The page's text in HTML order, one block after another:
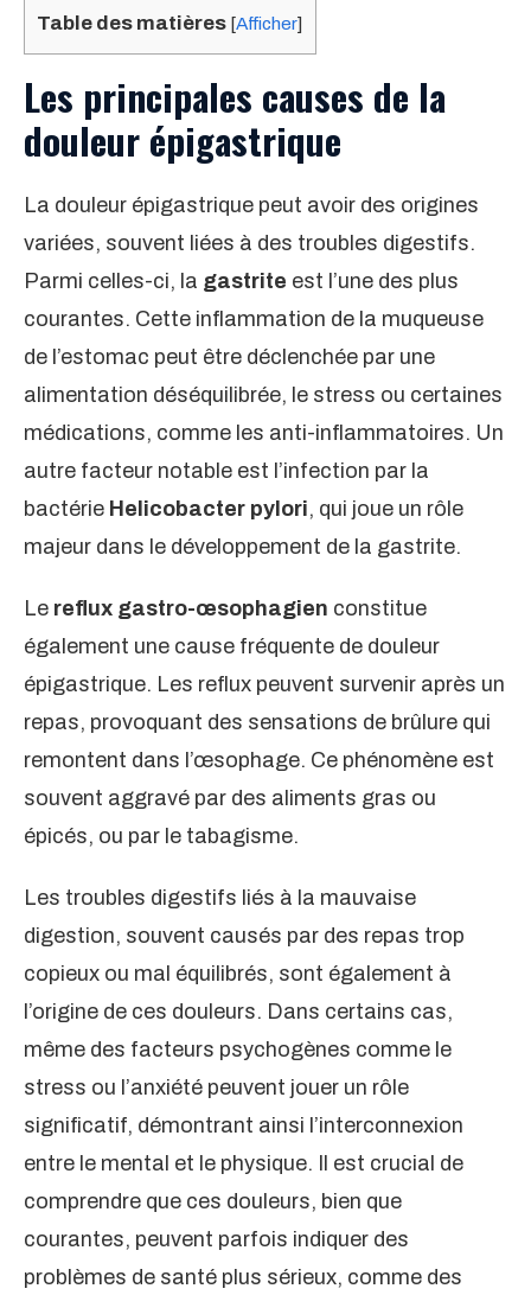
Table des matières [Afficher]
Les principales causes de la
douleur épigastrique
La douleur épigastrique peut avoir des origines
variées, souvent liées à des troubles digestifs.
Parmi celles-ci, la gastrite est l’une des plus
courantes. Cette inflammation de la muqueuse
de l’estomac peut être déclenchée par une
alimentation déséquilibrée, le stress ou certaines
médications, comme les anti-inflammatoires. Un
autre facteur notable est l’infection par la
bactérie Helicobacter pylori, qui joue un rôle
majeur dans le développement de la gastrite.
Le reflux gastro-œsophagien constitue
également une cause fréquente de douleur
épigastrique. Les reflux peuvent survenir après un
repas, provoquant des sensations de brûlure qui
remontent dans l’œsophage. Ce phénomène est
souvent aggravé par des aliments gras ou
épicés, ou par le tabagisme.
Les troubles digestifs liés à la mauvaise
digestion, souvent causés par des repas trop
copieux ou mal équilibrés, sont également à
l’origine de ces douleurs. Dans certains cas,
même des facteurs psychogènes comme le
stress ou l’anxiété peuvent jouer un rôle
significatif, démontrant ainsi l’interconnexion
entre le mental et le physique. Il est crucial de
comprendre que ces douleurs, bien que
courantes, peuvent parfois indiquer des
problèmes de santé plus sérieux, comme des